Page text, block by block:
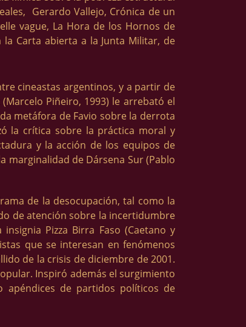
Gerardo Vallejo, Crónica de un
vague, La Hora de los Hornos de
Carta abierta a la Junta Militar, de
cineastas argentinos, y a partir de
Piñeiro, 1993) le arrebató el
metáfora de Favio sobre la derrota
la crítica sobre la práctica moral y
y la acción de los equipos de
marginalidad de Dársena Sur (Pablo
de la desocupación, tal como la
de atención sobre la incertidumbre
Pizza Birra Faso (Caetano y
que se interesan en fenómenos
de la crisis de diciembre de 2001.
Inspiró además el surgimiento
apéndices de partidos políticos de